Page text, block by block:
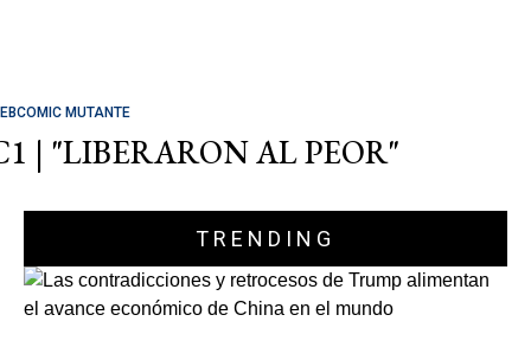
MUTANTE
| "LIBERARON AL PEOR"
TRENDING